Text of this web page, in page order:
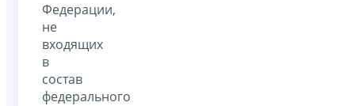
Федерации,
не
входящих
в
состав
федерального